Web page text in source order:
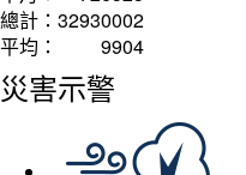
總計： 32930002
平均：
9904
災害示警